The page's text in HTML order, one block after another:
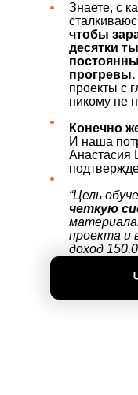
Знаете, с
чтобы
десятки
прогревы.
проекты с
никому не
Конечно
И наша
Анастасия
“Цель
четкую
проекта и
доход